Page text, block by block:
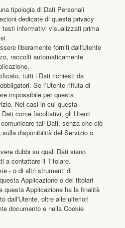
tipologia di Dati Personali
dedicate di questa privacy
informativi visualizzati prima
liberamente forniti dall'Utente
raccolti automaticamente
tutti i Dati richiesti da
Se l’Utente rifiuta di
impossibile per questa
Nei casi in cui questa
come facoltativi, gli Utenti
tali Dati, senza che ciò
disponibilità del Servizio o
dubbi su quali Dati siano
a contattare il Titolare.
- o di altri strumenti di
Applicazione o dei titolari
questa Applicazione ha la finalità
dall'Utente, oltre alle ulteriori
documento e nella Cookie